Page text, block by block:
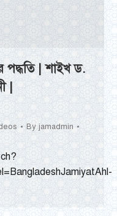
পদ্ধতি | শাইখ ড.
|
By jamadmin